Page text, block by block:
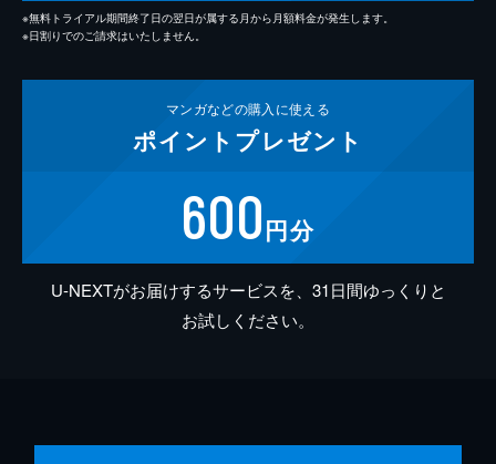
※無料トライアル期間終了日の翌日が属する月から月額料金が発生します。
※日割りでのご請求はいたしません。
マンガなどの購入に使える
ポイント プレゼント
600円分
U-NEXTがお届けするサービスを、31日間ゆっくりと
お試しください。